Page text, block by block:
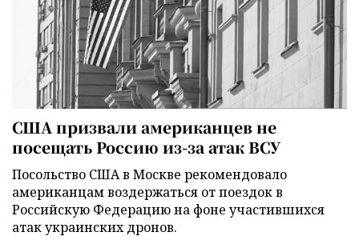
США призвали американцев не
посещать Россию из-за атак ВСУ
Посольство США в Москве рекомендовало
американцам воздержаться от поездок в
Российскую Федерацию на фоне участившихся
атак украинских дронов.